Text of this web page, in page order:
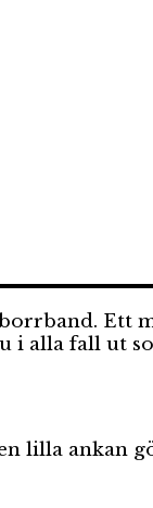
Ett
i alla fall ut
lilla ankan